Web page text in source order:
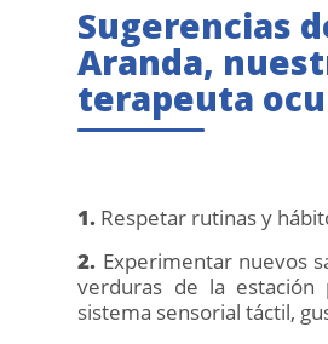
Sugerencias
Aranda,
terapeuta
1. Respetar rutinas y
2. Experimentar nuevos
verduras de la estación
sistema sensorial táctil,